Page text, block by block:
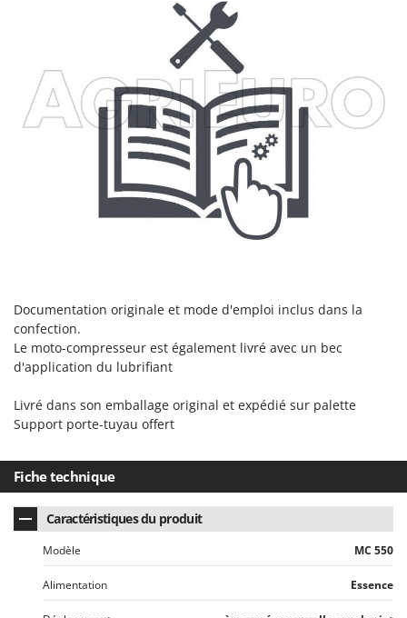
Documentation originale et mode d'emploi inclus dans la
confection.
Le moto-compresseur est également livré avec un bec
d'application du lubrifiant
Livré dans son emballage original et expédié sur palette
Support porte-tuyau offert
Fiche technique
Caractéristiques du produit
Modèle MC 550
Alimentation Essence